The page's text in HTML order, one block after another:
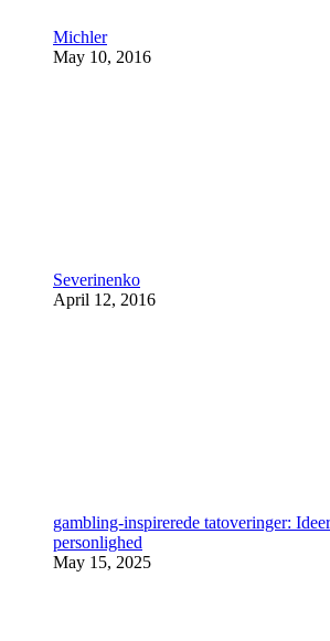
Michler
May 10, 2016
Severinenko
April 12, 2016
gambling-inspirerede tatoveringer:
personlighed
May 15, 2025